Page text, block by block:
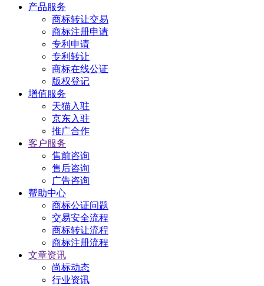
产品服务
商标转让交易
商标注册申请
专利申请
专利转让
商标在线公证
版权登记
增值服务
天猫入驻
京东入驻
推广合作
客户服务
售前咨询
售后咨询
广告咨询
帮助中心
商标公证问题
交易安全流程
商标转让流程
商标注册流程
文章资讯
尚标动态
行业资讯